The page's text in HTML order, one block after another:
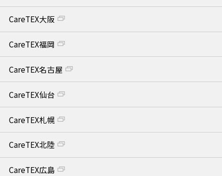
CareTEX大阪
CareTEX福岡
CareTEX名古屋
CareTEX仙台
CareTEX札幌
CareTEX北陸
CareTEX広島